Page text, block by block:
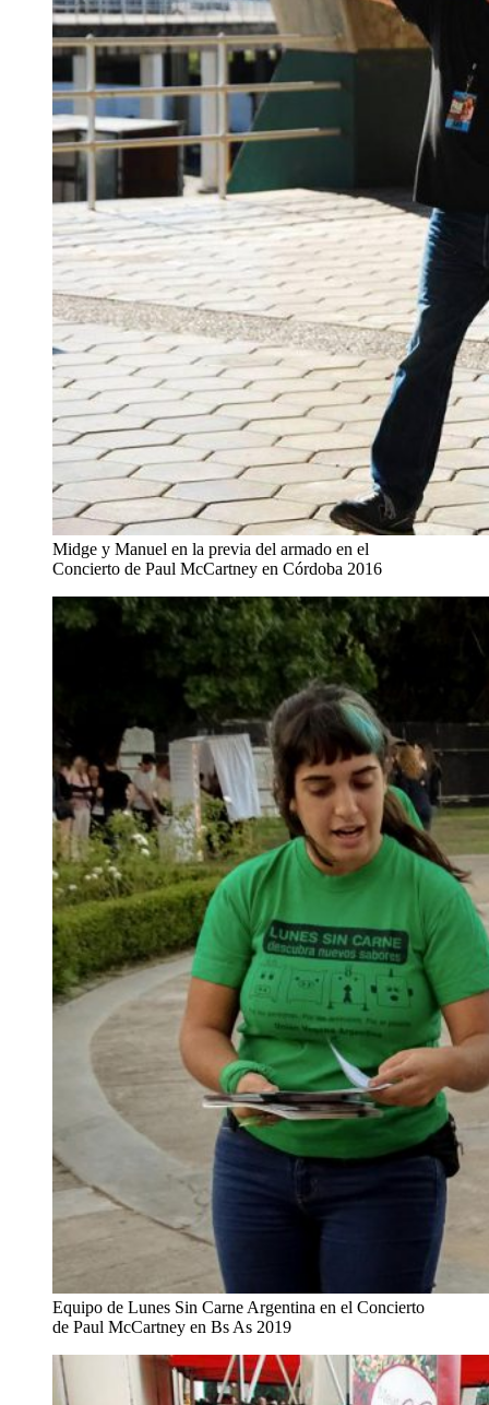
Midge y Manuel en la previa del armado en el
Concierto de Paul McCartney en Córdoba 2016
Equipo de Lunes Sin Carne Argentina en el Concierto
de Paul McCartney en Bs As 2019